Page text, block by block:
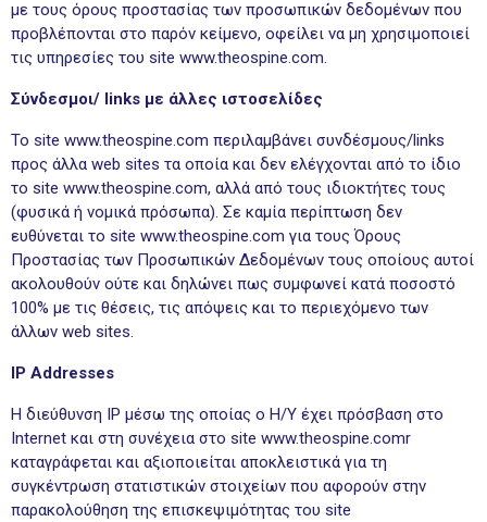
με τους όρους προστασίας των προσωπικών δεδομένων που
προβλέπονται στο παρόν κείμενο, οφείλει να μη χρησιμοποιεί
τις υπηρεσίες του site www.theospine.com.
Σύνδεσμοι/ links με άλλες ιστοσελίδες
Το site www.theospine.com περιλαμβάνει συνδέσμους/links
προς άλλα web sites τα οποία και δεν ελέγχονται από το ίδιο
το site www.theospine.com, αλλά από τους ιδιοκτήτες τους
(φυσικά ή νομικά πρόσωπα). Σε καμία περίπτωση δεν
ευθύνεται το site www.theospine.com για τους Όρους
Προστασίας των Προσωπικών Δεδομένων τους οποίους αυτοί
ακολουθούν ούτε και δηλώνει πως συμφωνεί κατά ποσοστό
100% με τις θέσεις, τις απόψεις και το περιεχόμενο των
άλλων web sites.
IP Addresses
H διεύθυνση IP μέσω της οποίας ο Η/Υ έχει πρόσβαση στο
Internet και στη συνέχεια στο site www.theospine.comr
καταγράφεται και αξιοποιείται αποκλειστικά για τη
συγκέντρωση στατιστικών στοιχείων που αφορούν στην
παρακολούθηση της επισκεψιμότητας του site